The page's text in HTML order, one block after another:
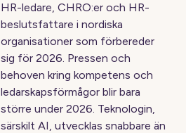
HR-ledare, CHRO:er och HR-
beslutsfattare i nordiska
organisationer som förbereder
sig för 2026. Pressen och
behoven kring kompetens och
ledarskapsförmågor blir bara
större under 2026. Teknologin,
särskilt AI, utvecklas snabbare än